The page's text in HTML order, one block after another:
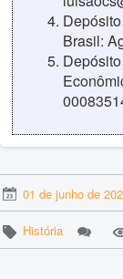
Brasil:
01 de junho de
História